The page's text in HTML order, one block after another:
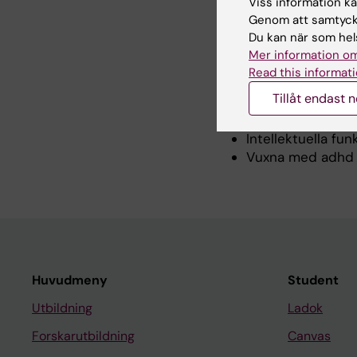
Våra fokusområden är
Autistiska vuxna
Föräldrar med
Föräldrar till
Hälsa och
Hälsovanor hos
Intellektuella
Vuxna med
Huvudmeny
Utbildning
Forskarutbildning
Student
Ladok
Canvas
Genom att
Du kan när som
Mer information
Read this
Tillåt endast